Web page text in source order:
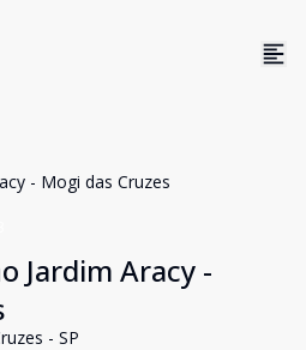
- Mogi das Cruzes
Jardim Aracy -
- SP